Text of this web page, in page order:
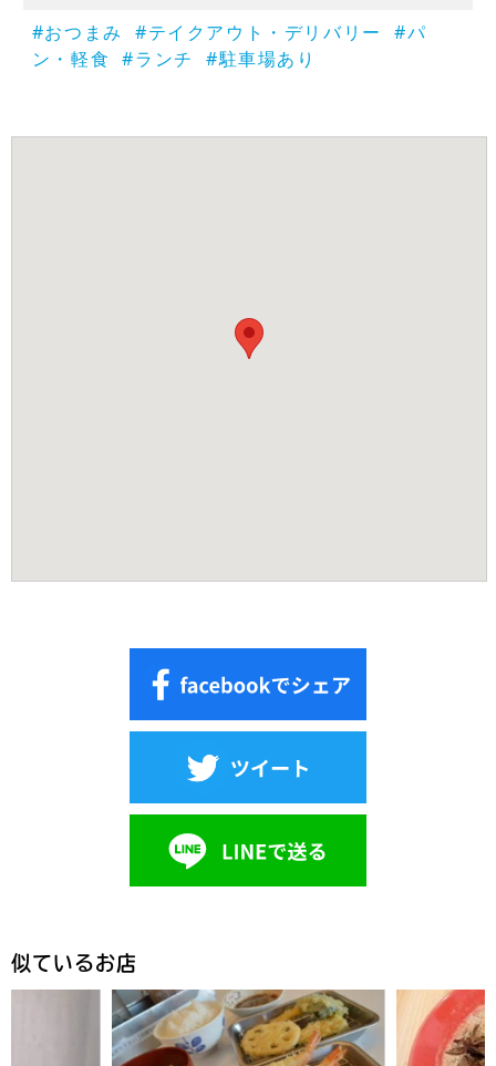
#おつまみ
#テイクアウト・デリバリー
#パ
ン・軽食
#ランチ #駐車場あり
似ているお店